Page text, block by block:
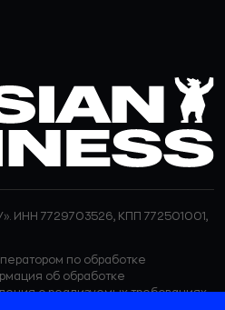
ИНН 7729703526, КПП 772501001,
по обработке
об обработке
о реализуемых требованиях